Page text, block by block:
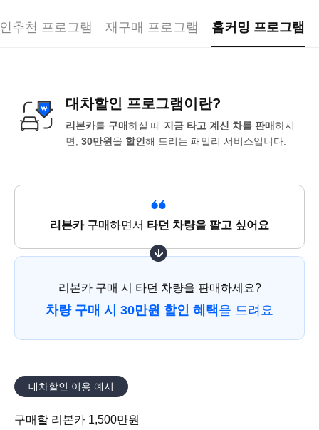
추천 프로그램 재구매 프로그램 홈커밍 프로그램
대차할인 프로그램이란?
리본카를 구매하실 때 지금 타고 계신 차를 판매하시
면, 30만원 을 할인 해 드리는 패밀리 서비스입니다.
리본카 구매하면서 타던 차량을 팔고 싶어요
리본카 구매 시 타던 차량을 판매하세요?
차량 구매 시 30만원 할인 혜택을 드려요
대차할인 이용 예시
구매할 리본카 1,500만원